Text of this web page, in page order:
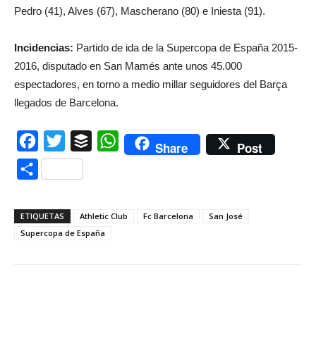
Pedro (41), Alves (67), Mascherano (80) e Iniesta (91).
Incidencias: Partido de ida de la Supercopa de España 2015-
2016, disputado en San Mamés ante unos 45.000
espectadores, en torno a medio millar seguidores del Barça
llegados de Barcelona.
Facebook
Twitter Buffer WhatsAppShare Post
Compartir
ETIQUETAS Athletic Club Fc Barcelona
San José
Supercopa de España